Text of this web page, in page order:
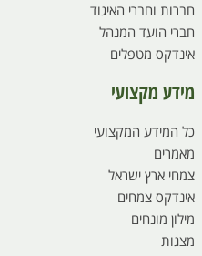
חברות וחברי האיגוד
חברי הועד המנהל
אינדקס מטפלים
מידע מקצועי
כל המידע המקצועי
מאמרים
צמחי ארץ ישראל
אינדקס צמחים
מילון מונחים
מצגות